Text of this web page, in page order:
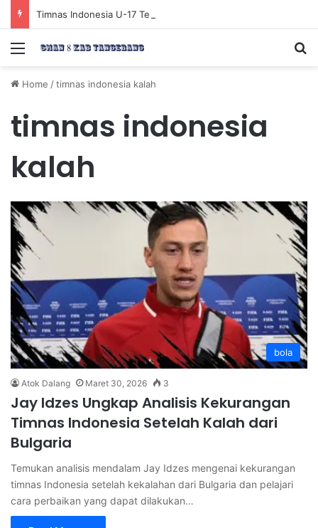
Menu
Home /timnas indonesia kalah
timnas indonesia
kalah
bola
Atok Dalang Maret 30, 2026 3
Jay Idzes Ungkap Analisis Kekurangan
Timnas Indonesia Setelah Kalah dari
Bulgaria
Temukan analisis mendalam Jay Idzes mengenai kekurangan
timnas Indonesia setelah kekalahan dari Bulgaria dan pelajari
cara perbaikan yang dapat dilakukan…